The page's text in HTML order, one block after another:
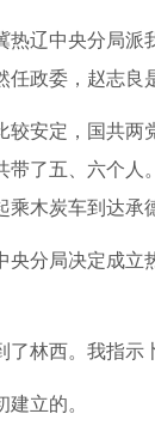
中央分局派我
政委，赵志良
较安定，国共
带了五、六个
木炭车到达承
央分局决定成
了林西。我指示
立的。